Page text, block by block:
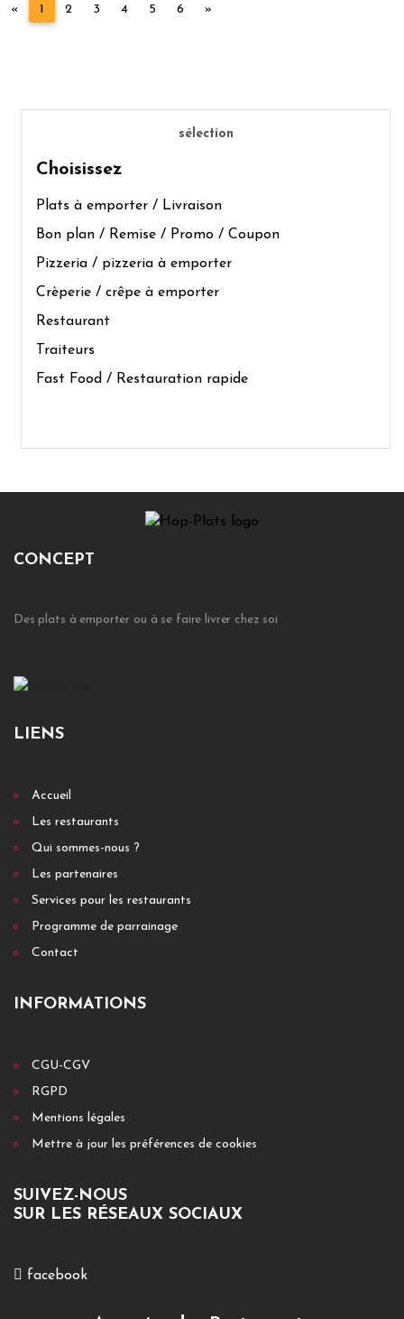
« Précédent
1 2 3 4 5 6 »
sélection
Choisissez
Plats à emporter / Livraison
Bon plan / Remise / Promo / Coupon
Pizzeria / pizzeria à emporter
Crèperie / crêpe à emporter
Restaurant
Traiteurs
Fast Food / Restauration rapide
CONCEPT
Des plats à emporter ou à se faire livrer chez soi
LIENS
Accueil
Les restaurants
Qui sommes-nous ?
Les partenaires
Services pour les restaurants
Programme de parrainage
Contact
INFORMATIONS
CGU-CGV
RGPD
Mentions légales
Mettre à jour les préférences de cookies
SUIVEZ-NOUS
SUR LES RÉSEAUX SOCIAUX
facebook